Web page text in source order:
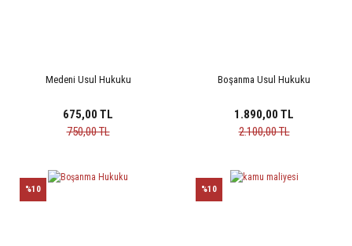
Medeni Usul Hukuku
675,00 TL
750,00 TL
Boşanma Usul Hukuku
1.890,00 TL
2.100,00 TL
%10 %10